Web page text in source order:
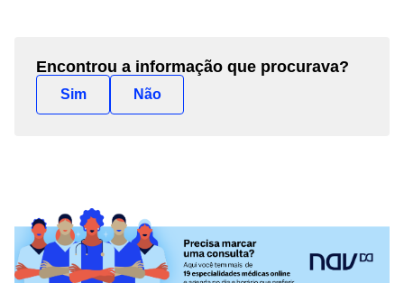
Encontrou a informação que procurava?
Sim Não